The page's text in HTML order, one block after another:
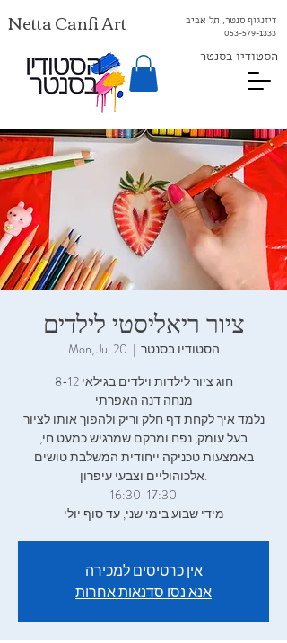
דיזנגוף סנטר, תל אביב
053-579-1333⁩
Netta Canfi Art
הסטודיו בסנטר
ציור ריאליסטי לילדים
Mon, Jul 20
  |
הסטודיו בסנטר
חוג ציור לילדות וילדים בגילאי 8-12
מנחה דנה האפרתי
נלמד איך לקחת דף חלק וריק ולהפוך אותו לציור
בעל עומק, נפח ומרקם שמרגיש כמעט חי,
באמצעות טכניקה ייחודית המשלבת טושים
אלכוהוליים וצבעי עיפרון.
16:30-17:30
מידי שבוע בימי שני, עד סוף יולי
אין כרטיסים למכירה
אנא נסו סדנאות אחרות